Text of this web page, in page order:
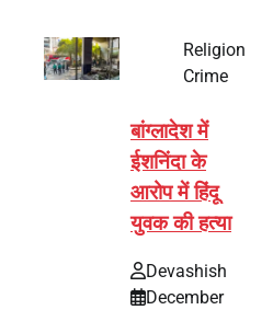
Religion
Crime
बांग्लादेश में
ईशनिंदा के
आरोप में हिंदू
युवक की हत्या
Devashish
December